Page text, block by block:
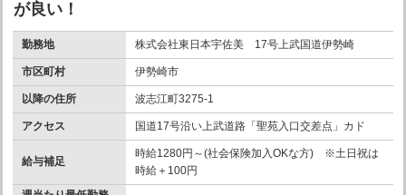
が良い！
勤務地 株式会社東日本宇佐美 17号上武国道伊勢崎
市区町村 伊勢崎市
以降の住所 波志江町3275-1
アクセス 国道17号沿い上武道路「聖苑入口交差点」カド
給与補足
時給1280円～(社会保険加入OKな方) ※土日祝は
時給＋100円